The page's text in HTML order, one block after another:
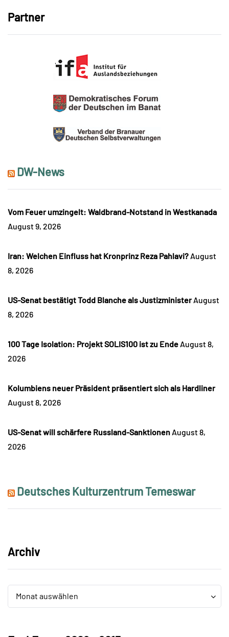
Partner
DW-News
Vom Feuer umzingelt: Waldbrand-Notstand in Westkanada
August 9, 2026
Iran: Welchen Einfluss hat Kronprinz Reza Pahlavi? August
8, 2026
US-Senat bestätigt Todd Blanche als Justizminister August
8, 2026
100 Tage Isolation: Projekt SOLIS100 ist zu Ende August 8,
2026
Kolumbiens neuer Präsident präsentiert sich als Hardliner
August 8, 2026
US-Senat will schärfere Russland-Sanktionen August 8,
2026
Deutsches Kulturzentrum Temeswar
Archiv
Archiv
Monat auswählen
Archiv